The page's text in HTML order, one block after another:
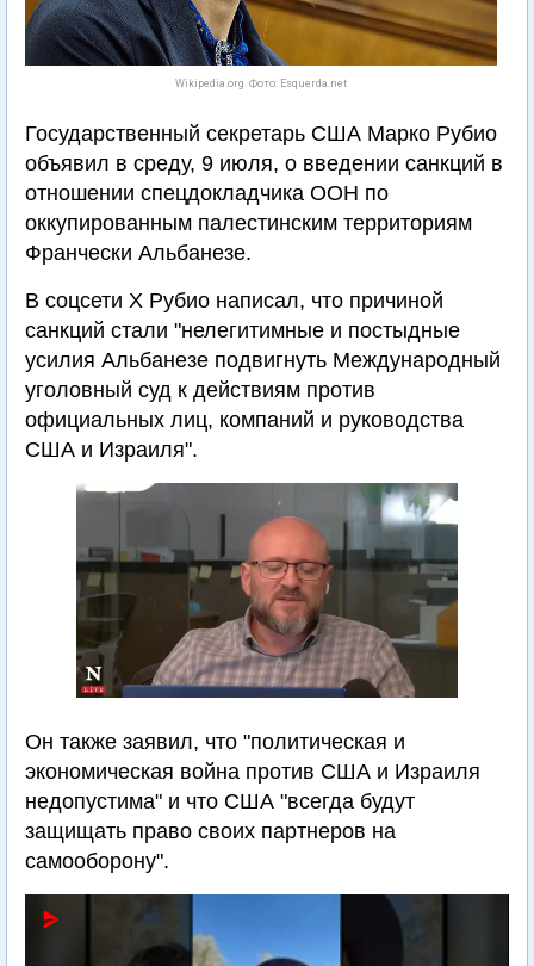
Wikipedia.org. Фото: Esquerda.net
Государственный секретарь США Марко Рубио
объявил в среду, 9 июля, о введении санкций в
отношении спецдокладчика ООН по
оккупированным палестинским территориям
Франчески Альбанезе.
В соцсети Х Рубио написал, что причиной
санкций стали "нелегитимные и постыдные
усилия Альбанезе подвигнуть Международный
уголовный суд к действиям против
официальных лиц, компаний и руководства
США и Израиля".
Он также заявил, что "политическая и
экономическая война против США и Израиля
недопустима" и что США "всегда будут
защищать право своих партнеров на
самооборону".